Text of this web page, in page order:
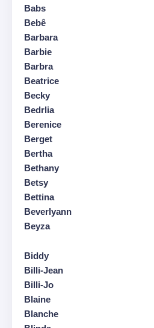
Babs
Bebê
Barbara
Barbie
Barbra
Beatrice
Becky
Bedrlia
Berenice
Berget
Bertha
Bethany
Betsy
Bettina
Beverlyann
Beyza
Biddy
Billi-Jean
Billi-Jo
Blaine
Blanche